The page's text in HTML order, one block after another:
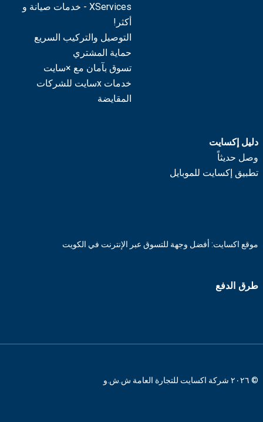
XServices - خدمات صيانة و
أكثر!
التوصيل والتركيب السريع
حماية المشتري
تسوق بآمان مع ×سايت
خدمات xسايت للشركات
المقايضة
دليل إكسايت
وصل حديثاً
تطبيق إكسايت للموبايل
موقع اكسايت: أفضل وجهة للتسوق عبر الإنترنت في الكويت
طرق الدفع
© ٢٠٢٦ شركة اكسايت للتجارة العامة ش.ش.و